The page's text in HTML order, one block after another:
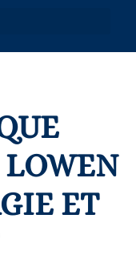
LOWEN
ET